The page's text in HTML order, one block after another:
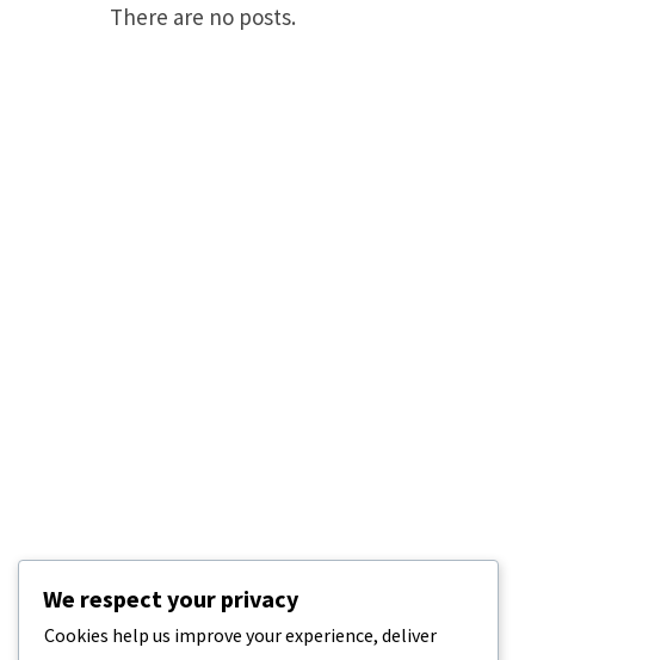
There are no posts.
We respect your privacy
Cookies help us improve your experience, deliver